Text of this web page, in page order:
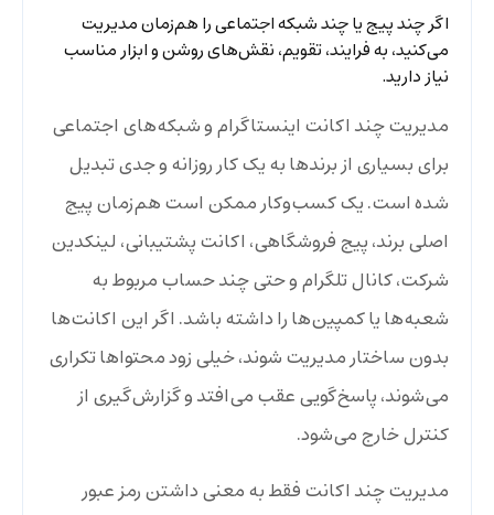
اگر چند پیج یا چند شبکه اجتماعی را هم‌زمان مدیریت
می‌کنید، به فرایند، تقویم، نقش‌های روشن و ابزار مناسب
نیاز دارید.
مدیریت چند اکانت اینستاگرام و شبکه‌های اجتماعی
برای بسیاری از برندها به یک کار روزانه و جدی تبدیل
شده است. یک کسب‌وکار ممکن است هم‌زمان پیج
اصلی برند، پیج فروشگاهی، اکانت پشتیبانی، لینکدین
شرکت، کانال تلگرام و حتی چند حساب مربوط به
شعبه‌ها یا کمپین‌ها را داشته باشد. اگر این اکانت‌ها
بدون ساختار مدیریت شوند، خیلی زود محتواها تکراری
می‌شوند، پاسخ‌گویی عقب می‌افتد و گزارش‌گیری از
کنترل خارج می‌شود.
مدیریت چند اکانت فقط به معنی داشتن رمز عبور